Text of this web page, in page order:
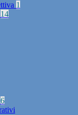
1
14
6